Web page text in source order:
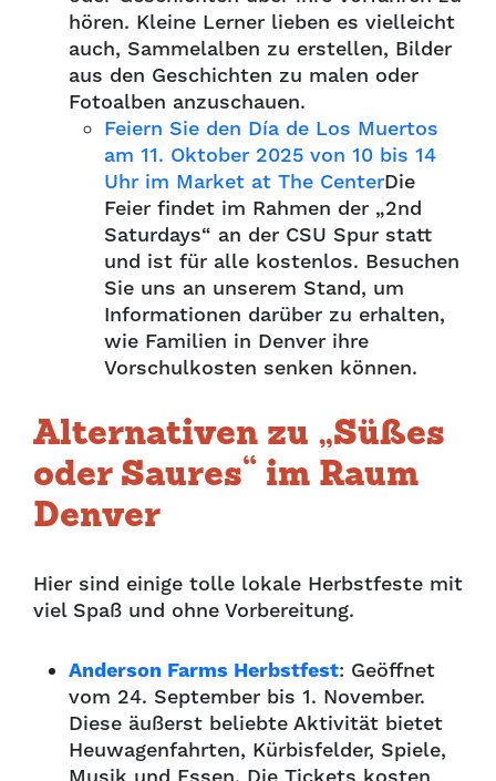
hören. Kleine Lerner lieben es vielleicht
auch, Sammelalben zu erstellen, Bilder
aus den Geschichten zu malen oder
Fotoalben anzuschauen.
Feiern Sie den Día de Los Muertos
am 11. Oktober 2025 von 10 bis 14
Uhr im Market at The CenterDie
Feier findet im Rahmen der „2nd
Saturdays“ an der CSU Spur statt
und ist für alle kostenlos. Besuchen
Sie uns an unserem Stand, um
Informationen darüber zu erhalten,
wie Familien in Denver ihre
Vorschulkosten senken können.
Alternativen zu „Süßes
oder Saures“ im Raum
Denver
Hier sind einige tolle lokale Herbstfeste mit
viel Spaß und ohne Vorbereitung.
Anderson Farms Herbstfest: Geöffnet
vom 24. September bis 1. November.
Diese äußerst beliebte Aktivität bietet
Heuwagenfahrten, Kürbisfelder, Spiele,